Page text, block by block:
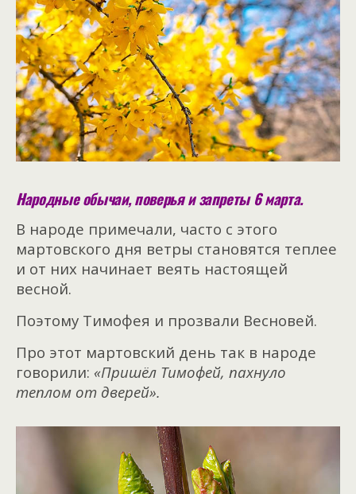
Народные обычаи, поверья и запреты 6 марта.
В народе примечали, часто с этого
мартовского дня ветры становятся теплее
и от них начинает веять настоящей
весной.
Поэтому Тимофея и прозвали Весновей.
Про этот мартовский день так в народе
говорили: «Пришёл Тимофей, пахнуло
теплом от дверей».